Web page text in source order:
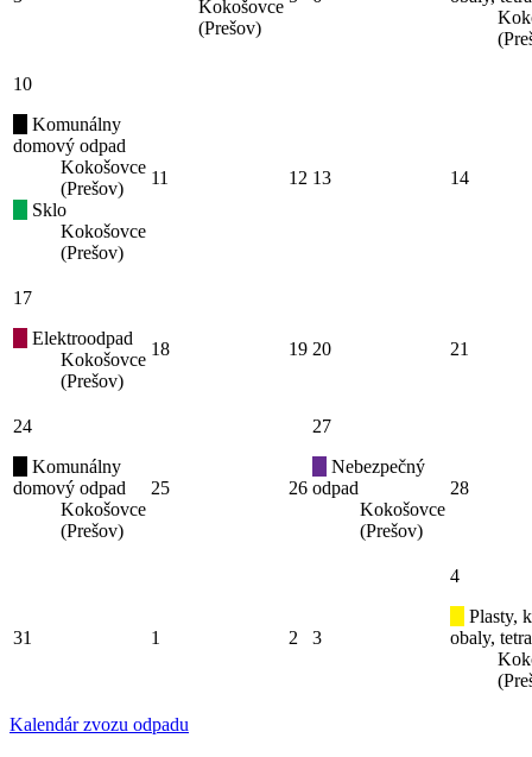
Kokošovce
(Prešov)
10
Komunálny
domový odpad
Kokošovce
(Prešov)
Sklo
Kokošovce
(Prešov)
11 12 13 14
17
Elektroodpad
Kokošovce
(Prešov)
18 19 20 21
24
Komunálny
domový odpad
Kokošovce
(Prešov)
25 26
27
Nebezpečný
odpad
Kokošovce
(Prešov)
28
31 1 2 3
4
Plasty,
obaly,
Kalendár zvozu odpadu